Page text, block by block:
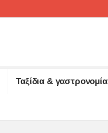
Ταξίδια & γαστρονομία